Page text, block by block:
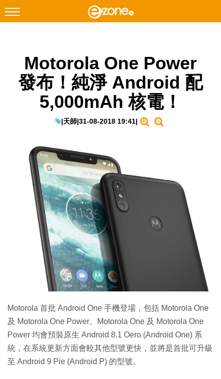
Facebook Instagram
科技焦點
EduTech
IT Times
生成式AI與雲端應用
Enterprise Digital Transformation
Motorola One Power
發布！純淨 Android 配
5,000mAh 核電！
|天師|31-08-2018 19:41|
Motorola 首批 Android One 手機登場，包括 Motorola One
及 Motorola One Power。Motorola One 及 Motorola One
Power 均會預裝原生 Android 8.1 Oero (Android One) 系
統，在系統更新方面會較其他型號更快，並將是首批可升級
至 Android 9 Pie (Android P) 的型號。